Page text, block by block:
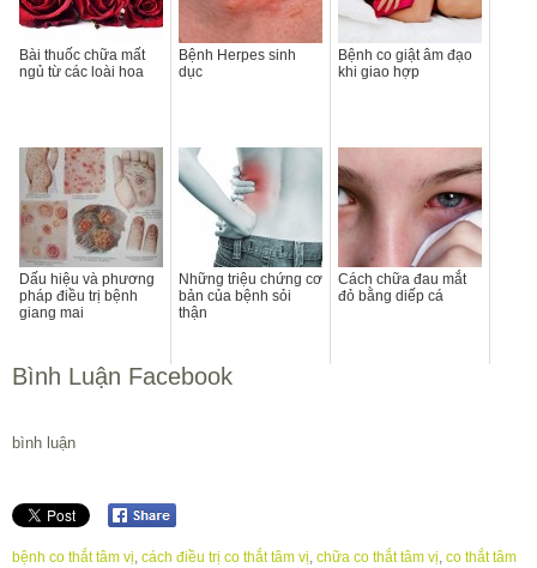
Bài thuốc chữa mất
ngủ từ các loài hoa
Bệnh Herpes sinh
dục
Bệnh co giật âm đạo
khi giao hợp
Dấu hiệu và phương
pháp điều trị bệnh
giang mai
Những triệu chứng cơ
bản của bệnh sỏi
thận
Cách chữa đau mắt
đỏ bằng diếp cá
Bình Luận Facebook
bình luận
bệnh co thắt tâm vị, cách điều trị co thắt tâm vị, chữa co thắt tâm vị, co thắt tâm